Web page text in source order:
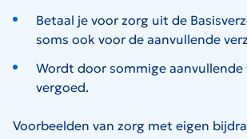
Betaal je voor zorg uit de
soms ook voor de aanvullende
Wordt door sommige aanvullende
vergoed.
Voorbeelden van zorg met eigen